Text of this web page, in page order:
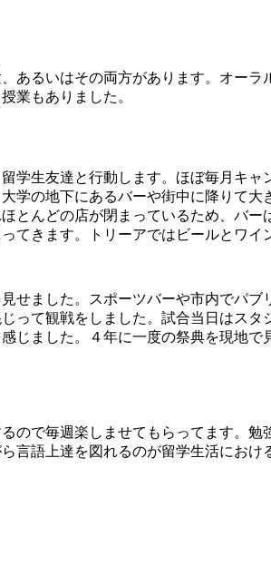
あるいはその両方があります。オー
業もありました。
学生友達と行動します。ほぼ毎月キ
学の地下にあるバーや街中に降りて
とんどの店が閉まっているため、バ
きます。トリーアではビールとワイ
せました。スポーツバーや市内でパ
て観戦をしました。試合当日はス
ました。４年に一度の祭典を現地で
ので毎週楽しませてもらってます。
語上達を図れるのが留学生活にお